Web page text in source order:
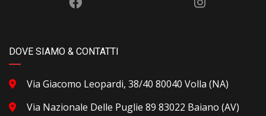
DOVE SIAMO & CONTATTI
Via Giacomo Leopardi, 38/40 80040 Volla (NA)
Via Nazionale Delle Puglie 89 83022 Baiano (AV)